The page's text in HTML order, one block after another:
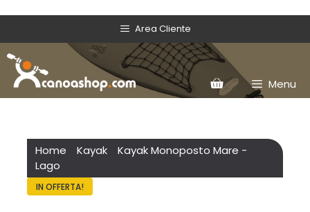
Area Cliente
Menu
Home Kayak
Kayak Monoposto Mare -
Lago
IN OFFERTA!